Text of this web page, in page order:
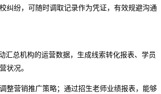
纠纷，可随时调取记录作为凭证，有效规避沟通
总机构的运营数据，生成线索转化报表、学员
状况。
整营销推广策略；通过招生老师业绩报表，能够